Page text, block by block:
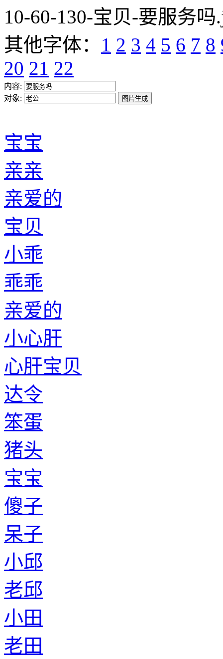
10-60-130-宝贝-要服务吗
其他字体： 1 2 3 4 5 6 7 8
20 21 22
内容:
对象:
宝宝
亲亲
亲爱的
宝贝
小乖
乖乖
亲爱的
小心肝
心肝宝贝
达令
笨蛋
猪头
宝宝
傻子
呆子
小邱
老邱
小田
老田